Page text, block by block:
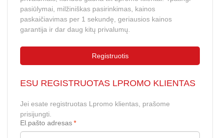
pasiūlymai, milžiniškas pasirinkimas, kainos
paskaičiavimas per 1 sekundę, geriausios kainos
garantija ir dar daug kitų privalumų.
Registruotis
ESU REGISTRUOTAS LPROMO KLIENTAS
Jei esate registruotas Lpromo klientas, prašome
prisijungti.
*
El.pašto adresas